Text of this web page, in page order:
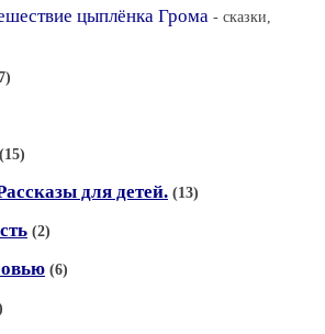
цыплёнка Грома - сказки,
(15)
для детей. (13)
(2)
(6)